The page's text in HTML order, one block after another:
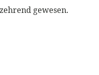
gewesen.